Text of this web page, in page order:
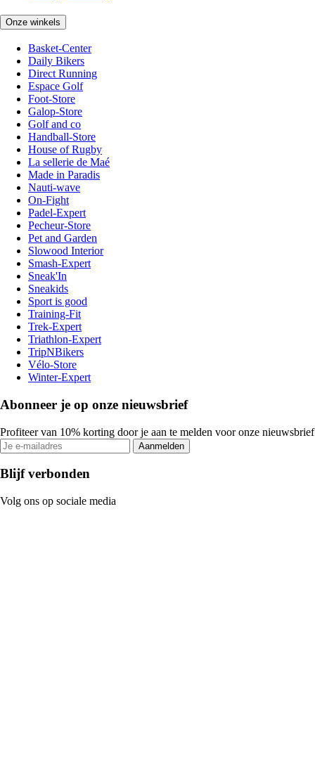
Onze winkels
Basket-Center
Daily Bikers
Direct Running
Espace Golf
Foot-Store
Galop-Store
Golf and co
Handball-Store
House of Rugby
La sellerie de Maé
Made in Paradis
Nauti-wave
On-Fight
Padel-Expert
Pecheur-Store
Pet and Garden
Slowood Interior
Smash-Expert
Sneak'In
Sneakids
Sport is good
Training-Fit
Trek-Expert
Triathlon-Expert
TripNBikers
Vélo-Store
Winter-Expert
Abonneer je op onze nieuwsbrief
Profiteer van 10% korting door je aan te melden voor onze nieuwsbrief
Aanmelden
Blijf verbonden
Volg ons op sociale media